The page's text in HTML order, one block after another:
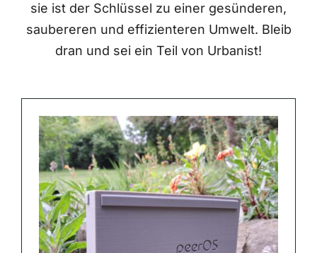
sie ist der Schlüssel zu einer gesünderen,
saubereren und effizienteren Umwelt. Bleib
dran und sei ein Teil von Urbanist!